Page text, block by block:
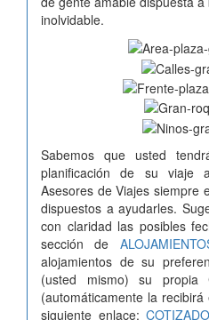
inolvidable.
Sabemos que usted
planificación de su viaje
Asesores de Viajes siempre
dispuestos a ayudarles.
con claridad las posibles
sección de
alojamientos de su
(usted mismo) su propia
(automáticamente la
siguiente enlace: